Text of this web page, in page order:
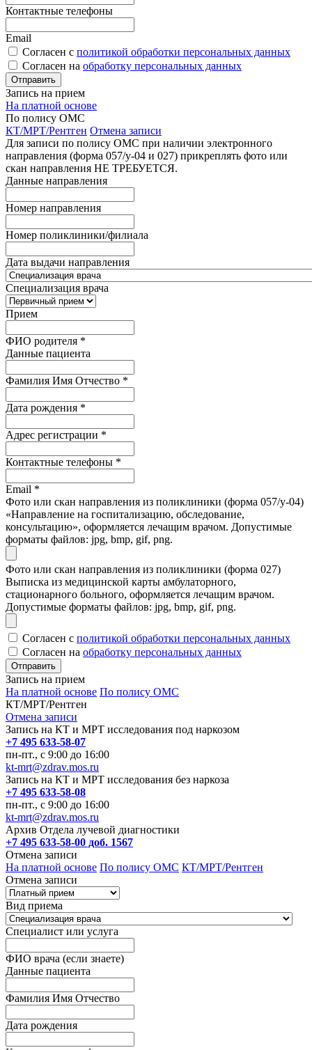
Контактные телефоны
Email
Согласен с политикой обработки персональных данных
Согласен на обработку персональных данных
Запись на прием
На платной основе
По полису ОМС
КТ/МРТ/Рентген Отмена записи
Для записи по полису ОМС при наличии электронного
направления (форма 057/у-04 и 027) прикреплять фото или
скан направления НЕ ТРЕБУЕТСЯ.
Данные направления
Номер направления
Номер поликлиники/филиала
Дата выдачи направления
Специализация врача
Прием
ФИО родителя *
Данные пациента
Фамилия Имя Отчество *
Дата рождения *
Адрес регистрации *
Контактные телефоны *
Email *
Фото или скан направления из поликлиники (форма 057/у-04)
«Направление на госпитализацию, обследование,
консультацию», оформляется лечащим врачом. Допустимые
форматы файлов: jpg, bmp, gif, png.
Фото или скан направления из поликлиники (форма 027)
Выписка из медицинской карты амбулаторного,
стационарного больного, оформляется лечащим врачом.
Допустимые форматы файлов: jpg, bmp, gif, png.
Согласен с политикой обработки персональных данных
Согласен на обработку персональных данных
Запись на прием
На платной основе По полису ОМС
КТ/МРТ/Рентген
Отмена записи
Запись на КТ и МРТ исследования под наркозом
+7 495 633-58-07
пн-пт., с 9:00 до 16:00
kt-mrt@zdrav.mos.ru
Запись на КТ и МРТ исследования без наркоза
+7 495 633-58-08
пн-пт., с 9:00 до 16:00
kt-mrt@zdrav.mos.ru
Архив Отдела лучевой диагностики
+7 495 633-58-00 доб. 1567
Отмена записи
На платной основе По полису ОМС КТ/МРТ/Рентген
Отмена записи
Вид приема
Специалист или услуга
ФИО врача (если знаете)
Данные пациента
Фамилия Имя Отчество
Дата рождения